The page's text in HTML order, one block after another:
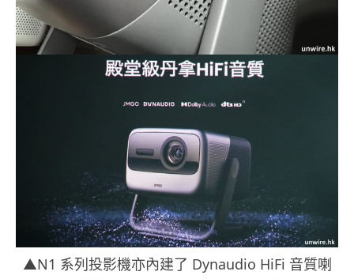
▲N1 系列投影機亦內建了 Dynaudio HiFi 音質喇